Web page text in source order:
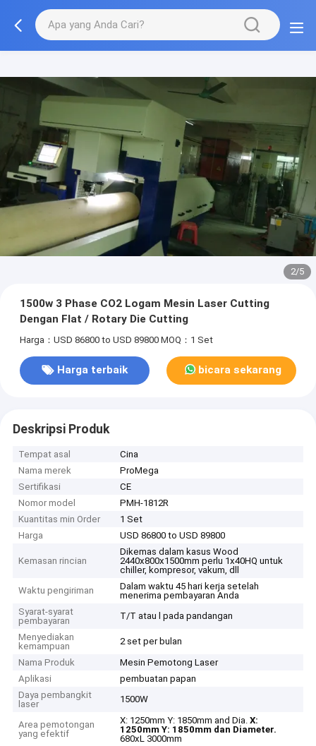
2/5
1500w 3 Phase CO2 Logam Mesin Laser Cutting
Dengan Flat / Rotary Die Cutting
Harga：USD 86800 to USD 89800 MOQ：1 Set
Harga terbaik bicara sekarang
Deskripsi Produk
Tempat asal
Cina
Nama merek
ProMega
Sertifikasi
CE
Nomor model
PMH-1812R
Kuantitas min Order
1 Set
Harga
USD 86800 to USD 89800
Kemasan rincian
Dikemas dalam kasus Wood
2440x800x1500mm perlu 1x40HQ untuk
chiller, kompresor, vakum, dll
Waktu pengiriman
Dalam waktu 45 hari kerja setelah
menerima pembayaran Anda
Syarat-syarat
pembayaran
T/T atau l pada pandangan
Menyediakan
kemampuan
2 set per bulan
Nama Produk
Mesin Pemotong Laser
Aplikasi
pembuatan papan
Daya pembangkit
laser
1500W
Area pemotongan
yang efektif
X: 1250mm Y: 1850mm and Dia. X:
1250mm Y: 1850mm dan Diameter.
680xL 3000mm